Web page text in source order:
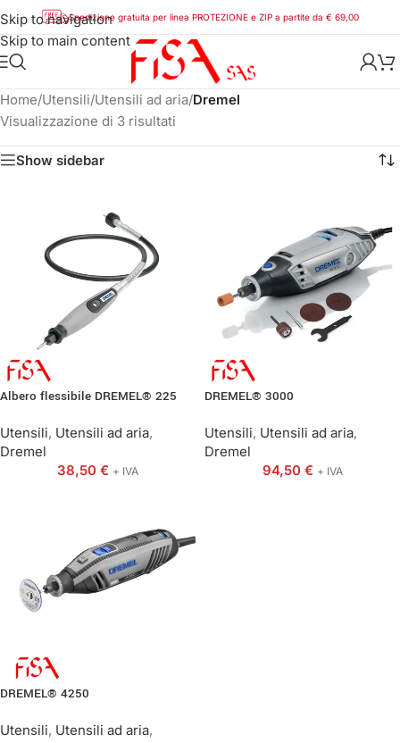
Skip to navigation
Skip to main content
Spedizione gratuita per linea PROTEZIONE e ZIP a partite da € 69,00
Home/Utensili/Utensili ad aria/Dremel
Visualizzazione di 3 risultati
Show sidebar
Albero flessibile DREMEL® 225
Utensili, Utensili ad aria,
Dremel
38,50 € + IVA
DREMEL® 3000
Utensili, Utensili ad aria,
Dremel
94,50 € + IVA
DREMEL® 4250
Utensili, Utensili ad aria,